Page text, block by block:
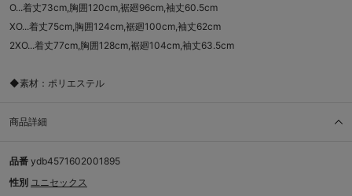
O...着丈73cm,胸囲120cm,裾廻96cm,袖丈60.5cm
XO...着丈75cm,胸囲124cm,裾廻100cm,袖丈62cm
2XO...着丈77cm,胸囲128cm,裾廻104cm,袖丈63.5cm
◆素材：ポリエステル
商品詳細
品番 ydb4571602001895
性別 ユニセックス